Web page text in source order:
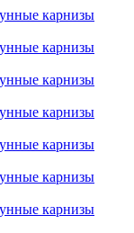
карнизы
карнизы
карнизы
карнизы
карнизы
карнизы
карнизы